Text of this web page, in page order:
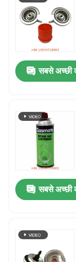
सबसे अच्छी
सबसे अच्छी